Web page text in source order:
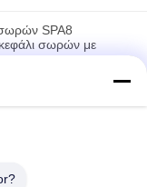
SPA8
σωρών με
σωρών κόπτης
τοίχος